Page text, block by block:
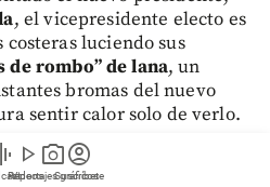
play_arrow
Videos
photo_camera
Reportajes gráficos
account_circle
Suscríbete
, el vicepresidente electo es
costeras luciendo sus
de rombo” de lana, un
bromas del nuevo
sentir calor solo de verlo.
no es fortuita; su esposa,